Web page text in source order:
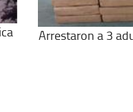
Arrestaron a 3